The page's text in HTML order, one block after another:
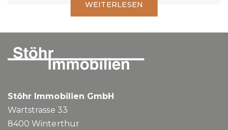
WEITERLESEN
Stöhr Immobilien GmbH